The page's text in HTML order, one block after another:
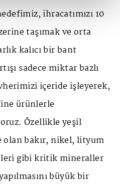
ihracatımızı 10
taşımak ve orta
kalıcı bir bant
sadece miktar bazlı
içeride işleyerek,
ürünlerle
Özellikle yeşil
bakır, nikel, lityum
gibi kritik mineraller
büyük bir